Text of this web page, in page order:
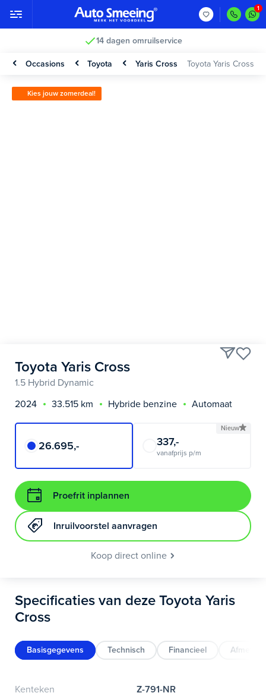
14 dagen omruilservice
Occasions Toyota Yaris Cross Toyota Yaris Cross
Kies jouw zomerdeal!
Toyota Yaris Cross
1.5 Hybrid Dynamic
2024
33.515 km Hybride benzine Automaat
26.695,-
Nieuw
337,-
vanafprijs p/m
Proefrit inplannen
Inruilvoorstel aanvragen
Koop direct online
Specificaties van deze Toyota Yaris
Cross
Basisgegevens Technisch Financieel
Kenteken
Z-791-NR